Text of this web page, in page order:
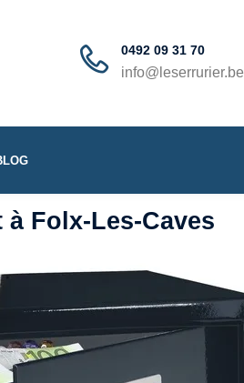
0492 09 31 70
info@leserrurier.be
Folx-Les-Caves